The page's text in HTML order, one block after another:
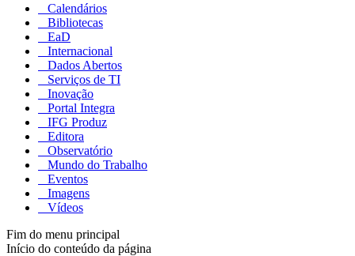
Calendários
Bibliotecas
EaD
Internacional
Dados Abertos
Serviços de TI
Inovação
Portal Integra
IFG Produz
Editora
Observatório
Mundo do Trabalho
Eventos
Imagens
Vídeos
Fim do menu principal
Início do conteúdo da página